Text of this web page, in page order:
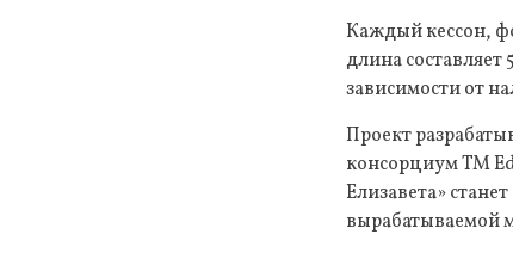
Каждый кессон,
длина составляет
зависимости от
Проект
консорциум TM
Елизавета»
вырабатываемой